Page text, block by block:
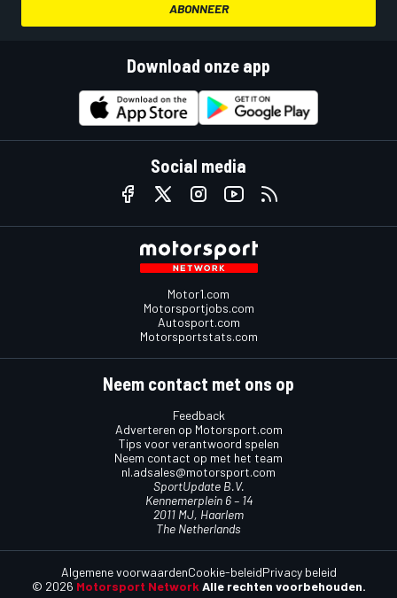
ABONNEER
Download onze app
Social media
Motor1.com
Motorsportjobs.com
Autosport.com
Motorsportstats.com
Neem contact met ons op
Feedback
Adverteren op Motorsport.com
Tips voor verantwoord spelen
Neem contact op met het team
nl.adsales@motorsport.com
SportUpdate B.V.
Kennemerplein 6 – 14
2011 MJ, Haarlem
The Netherlands
© 2026 Motorsport Network Alle rechten voorbehouden.
Algemene voorwaardenCookie-beleidPrivacy beleid